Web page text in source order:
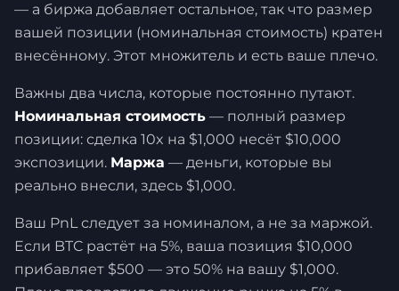
— а биржа добавляет остальное, так что размер
вашей позиции (номинальная стоимость) кратен
внесённому. Этот множитель и есть ваше плечо.
Важны два числа, которые постоянно путают.
Номинальная стоимость — полный размер
позиции: сделка 10x на $1,000 несёт $10,000
экспозиции. Маржа — деньги, которые вы
реально внесли, здесь $1,000.
Ваш PnL следует за номиналом, а не за маржой.
Если BTC растёт на 5%, ваша позиция $10,000
прибавляет $500 — это 50% на вашу $1,000.